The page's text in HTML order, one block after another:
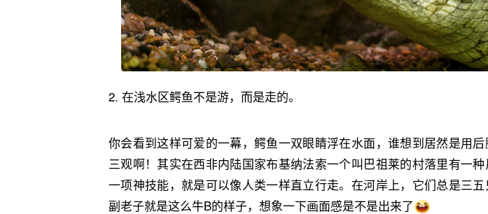
2. ‬在浅水区鳄鱼不是游，而是走的。
你会看到这样可爱的一幕，鳄鱼一双眼睛浮在水面，谁想到居然是用
三观啊！其实在西非内陆国家布基纳法索一个叫巴祖莱的村落里有一
一项神技能，就是可以像人类一样直立行走。在河岸上，它们总是三
副老子就是这么牛B的样子，想象‬一下‬画面‬感‬是不是‬出来了‬